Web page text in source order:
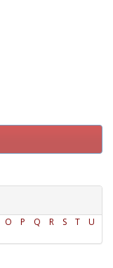
O P Q R S T
U